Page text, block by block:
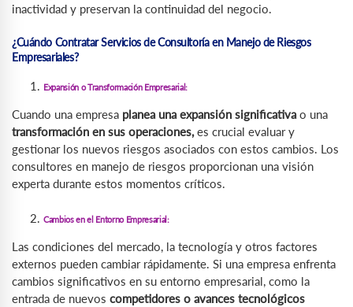
inactividad y preservan la continuidad del negocio.
¿Cuándo Contratar Servicios de Consultoría en Manejo de Riesgos
Empresariales?
Expansión o Transformación Empresarial:
Cuando una empresa planea una expansión significativa o una
transformación en sus operaciones,es crucial evaluar y
gestionar los nuevos riesgos asociados con estos cambios. Los
consultores en manejo de riesgos proporcionan una visión
experta durante estos momentos críticos.
Cambios en el Entorno Empresarial:
Las condiciones del mercado, la tecnología y otros factores
externos pueden cambiar rápidamente. Si una empresa enfrenta
cambios significativos en su entorno empresarial, como la
entrada de nuevos competidores o avances tecnológicos